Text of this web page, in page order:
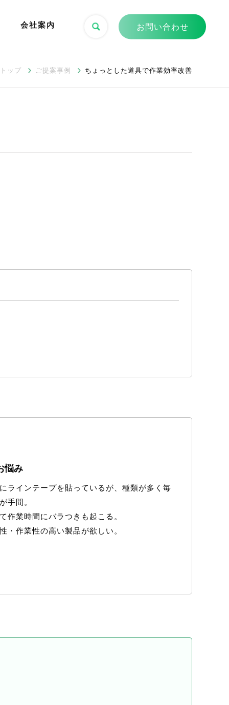
会社案内 お問い合わせ
トップ ご提案事例 ちょっとした道具で作業効率改善
悩み
ラインテープを貼っているが、種類が多く毎
手間。
作業時間にバラつきも起こる。
・作業性の高い製品が欲しい。